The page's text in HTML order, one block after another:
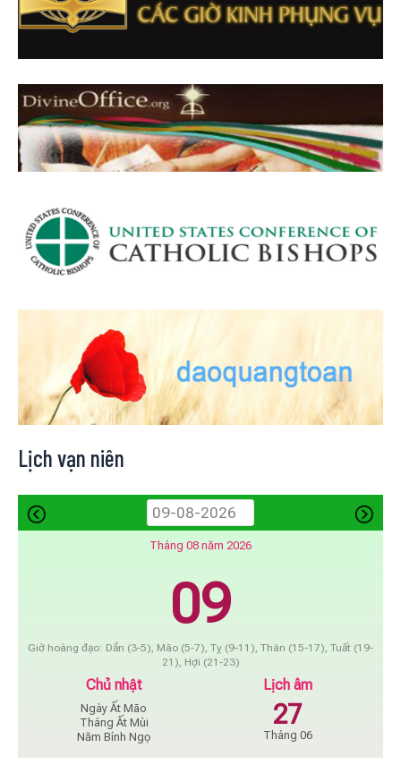
Lịch vạn niên
Tháng 08 năm 2026
09
Giờ hoàng đạo: Dần (3-5), Mão (5-7), Tỵ (9-11), Thân (15-17), Tuất (19-
21), Hợi (21-23)
Chủ nhật
Ngày Ất Mão
Tháng Ất Mùi
Năm Bính Ngọ
Lịch âm
27
Tháng 06